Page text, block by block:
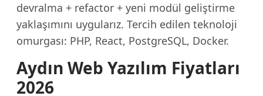
devralma + refactor + yeni modül geliştirme
yaklaşımını uygularız. Tercih edilen teknoloji
omurgası: PHP, React, PostgreSQL, Docker.
Aydın Web Yazılım Fiyatları
2026